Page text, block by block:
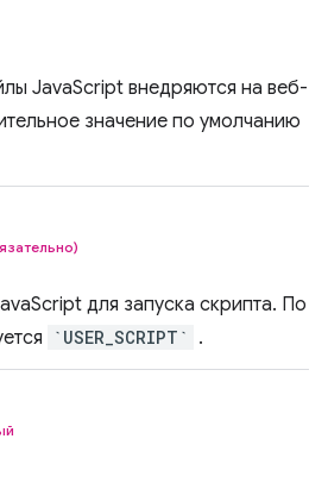
JavaScript внедряются на веб-
значение по умолчанию
для запуска скрипта. По
`USER_SCRIPT` .